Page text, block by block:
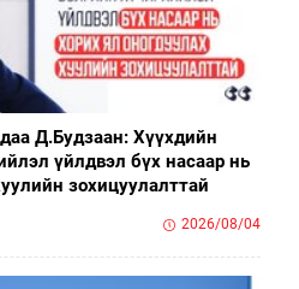
Д.Будзаан: Хүүхдийн
үйлдвэл бүх насаар нь
зохицуулалттай
2026/08/04